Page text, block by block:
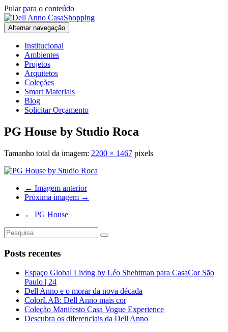
Pular para o conteúdo
Alternar navegação
Institucional
Ambientes
Projetos
Arquitetos
Coleções
Smart Materials
Blog
Solicitar Orçamento
PG House by Studio Roca
Tamanho total da imagem: 2200 × 1467 pixels
← Imagem anterior
Próxima imagem →
← PG House
Posts recentes
Espaço Global Living by Léo Shehtman para CasaCor São
Paulo | 24
Dell Anno e o morar da nova década
ColorLAB: Dell Anno mais cor
Coleção Manifesto Casa Vogue Experience
Descubra os diferenciais da Dell Anno